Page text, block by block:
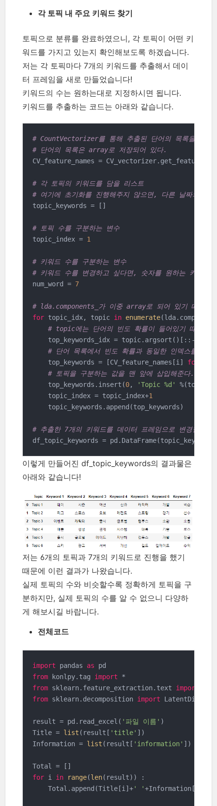
각 토픽 내 주요 키워드 찾기
토픽으로 분류를 완료하였으니, 각 토픽이 어떤 키
워드를 가지고 있는지 확인해보도록 하겠습니다.
저는 각 토픽마다 7개의 키워드를 추출해서 데이
터 프레임을 새로 만들었습니다!
키워드의 수는 원하는대로 지정하시면 됩니다.
키워드를 추출하는 코드는 아래와 같습니다.
# CountVectorizer를 통해 추출된 단어의 목록을 얻는
# 단어의 목록은 array로 저장되어 있다.
CV_feature_names =
# 각 토픽의 키워드를 담을 리스트
# 여기에 초기화를 진행해주지 않으면, 다른 날짜의
topic_keywords = []
# 토픽 수를 구분하는 변수
topic_index = 1
# 키워드 수를 구분하는 변수
# 키워드 수를 변경하고 싶다면, 숫자를 원하는 키워드
num_word = 7
# lda.components_가 이중 array로 되어 있기 때문에
for topic_idx, topic in enumerate
# topic에는 단어의 빈도 확률이 들어있기 때문에
    top_keywords_idx = topic.argsort()[::-
# 단어 목록에서 빈도 확률과 동일한 인덱스를 가
    top_keywords = [CV_feature_names[i]
for
# 토픽을 구분하는 값을 맨 앞에 삽입해준다.
    top_keywords.insert(
0, 'Topic %d'
    topic_index = topic_index+
1
    topic_keywords.append(top_keywords)
# 추출한 7개의 키워드를 데이터 프레임으로 변경한다.
df_topic_keywords =
이렇게 만들어진 df_topic_keywords의 결과물은
아래와 같습니다!
저는 6개의 토픽과 7개의 키워드로 진행을 했기
때문에 이런 결과가 나왔습니다.
실제 토픽의 수와 비슷할수록 정확하게 토픽을 구
분하지만, 실제 토픽의 수를 알 수 없으니 다양하
게 해보시길 바랍니다.
전체코드
import pandas as
from konlpy.tag import
from sklearn.feature_extraction.text import
from sklearn.decomposition import
result = pd.read_excel( '파일 이름' )
Title = list (result[ 'title' ])
Information = list (result[ 'information' ])
for i in range(len(result)) :
    Total.append(Title[i]+
' '+Information[i])